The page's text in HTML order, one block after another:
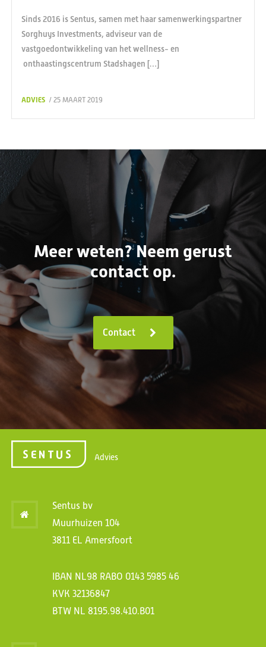
Sinds 2016 is Sentus, samen met haar samenwerkingspartner
Sorghuys Investments, adviseur van de
vastgoedontwikkeling van het wellness- en
onthaastingscentrum Stadshagen […]
ADVIES / 25 MAART 2019
Meer weten? Neem gerust
contact op.
Contact
Advies
Sentus bv
Muurhuizen 104
3811 EL Amersfoort
IBAN NL98 RABO 0143 5985 46
KVK 32136847
BTW NL 8195.98.410.B01